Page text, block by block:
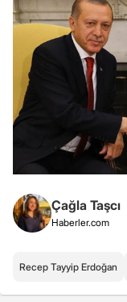
Çağla Taşcı
Haberler.com
Recep Tayyip Erdoğan